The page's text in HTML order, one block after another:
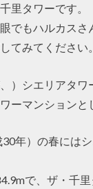
里タワーです。
でもハルカス
てみてください。
）シエリアタ
ーマンションと
年）の春には
で、ザ・千